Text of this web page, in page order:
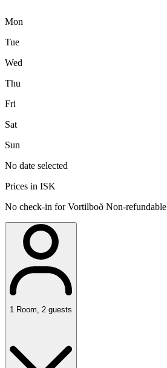
Mon
Tue
Wed
Thu
Fri
Sat
Sun
No date selected
Prices in ISK
No check-in for Vortilboð Non-refundable
1 Room, 2 guests